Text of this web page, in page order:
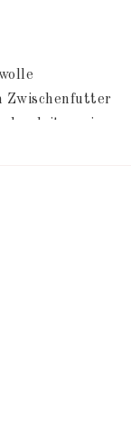
Zwischenfutter
im